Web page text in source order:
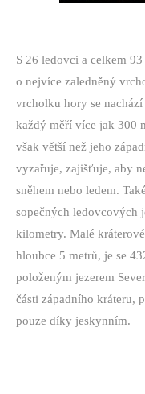
S 26 ledovci a celkem
o nejvíce zaledněný
vrcholku hory se
každý měří více jak 300
však větší než jeho
vyzařuje, zajišťuje, aby
sněhem nebo ledem.
sopečných ledovcových
kilometry. Malé
hloubce 5 metrů, je se
položeným jezerem
části západního kráteru,
pouze díky jeskynním.